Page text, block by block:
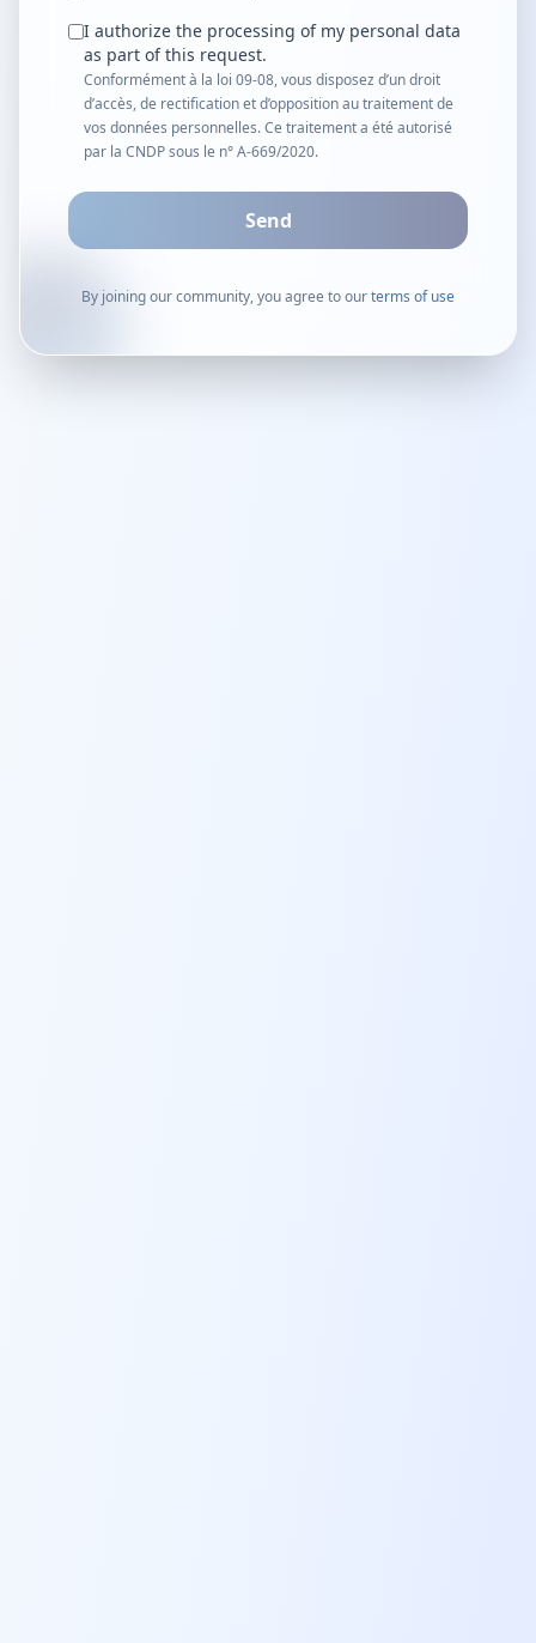
I authorize the processing of my personal data
as part of this request.
Conformément à la loi 09-08, vous disposez d’un droit
d’accès, de rectification et d’opposition au traitement de
vos données personnelles. Ce traitement a été autorisé
par la CNDP sous le n° A-669/2020.
Send
By joining our community, you agree to ourterms of use